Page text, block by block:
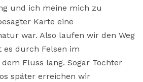
und ich meine mich zu
Karte eine
war. Also laufen wir den Weg
es durch Felsen im
Fluss lang. Sogar Tochter
später erreichen wir